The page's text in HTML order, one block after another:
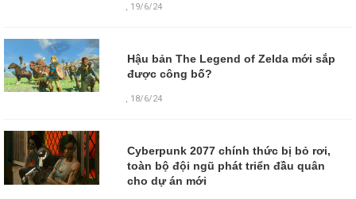
, 19/6/24
Hậu bản The Legend of Zelda mới sắp
được công bố?
, 18/6/24
Cyberpunk 2077 chính thức bị bỏ rơi,
toàn bộ đội ngũ phát triển đầu quân
cho dự án mới